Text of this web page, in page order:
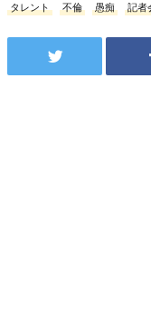
タレント 不倫 愚痴 記者